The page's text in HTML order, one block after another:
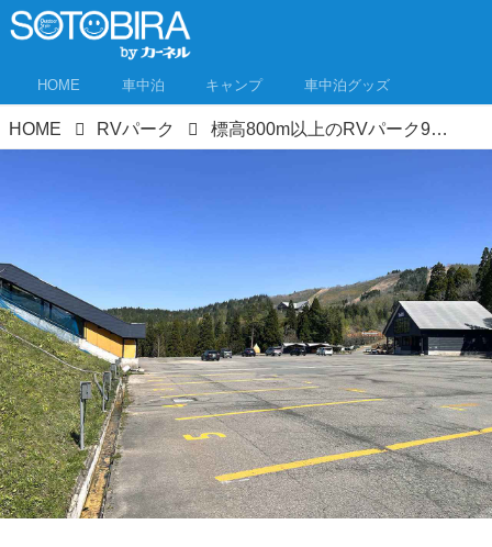
HOME 車中泊 キャンプ 車中泊グッズ
HOME RVパーク 標高800m以上のRVパーク9選 真夏の車中泊でも涼しく快適に眠れる！1000m以上は5カ所